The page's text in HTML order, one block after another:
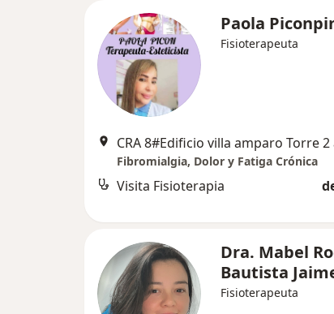
Paola
Fisioterapeuta
Fibromialgia, Dolor y Fatiga Crónica
Visita Fisioterapia
Dra. Mabel
Bautista
Fisioterapeuta